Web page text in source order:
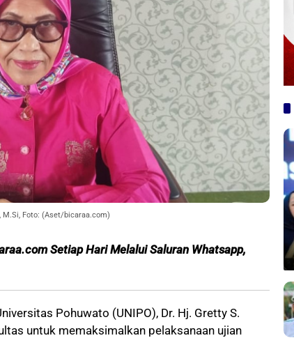
M.Si, Foto: (Aset/bicaraa.com)
Setiap Hari Melalui Saluran Whatsapp,
Pohuwato (UNIPO), Dr. Hj. Gretty S.
untuk memaksimalkan pelaksanaan ujian